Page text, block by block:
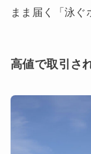
まま届く「泳ぐ
高値で取引さ